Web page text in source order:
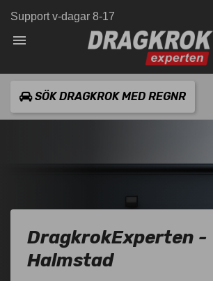
Support v-dagar 8-17

SÖK DRAGKROK MED REGNR
DragkrokExperten -
Halmstad